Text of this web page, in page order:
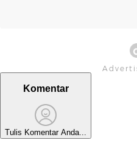
Komentar
Tulis Komentar Anda...